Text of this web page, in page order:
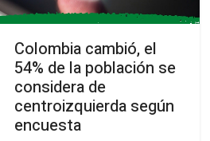
Colombia cambió, el
54% de la población se
considera de
centroizquierda según
encuesta